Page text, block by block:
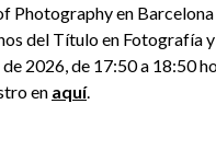
Photography en
del Título en Fotografía
2026, de 17:50 a 18:50
en aquí.